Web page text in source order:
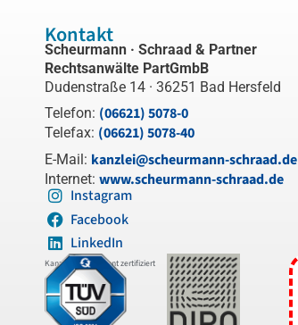
Kontakt
Scheurmann · Schraad & Partner
Rechtsanwälte PartGmbB
Dudenstraße 14 · 36251 Bad Hersfeld
Telefon: (06621) 5078-0
Telefax: (06621) 5078-40
E-Mail: kanzlei@scheurmann-schraad.de
Internet: www.scheurmann-schraad.de
Instagram
Facebook
LinkedIn
Kanzleimanagement zertifiziert